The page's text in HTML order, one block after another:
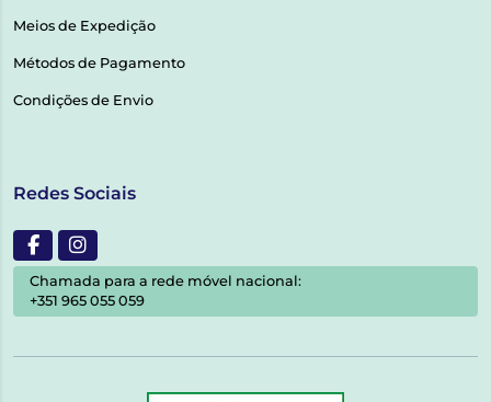
Meios de Expedição
Métodos de Pagamento
Condições de Envio
Redes Sociais
Chamada para a rede móvel nacional:
+351 965 055 059